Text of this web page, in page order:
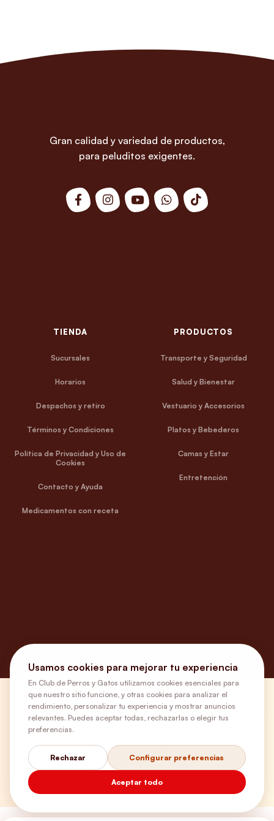
Gran calidad y variedad de productos,
para peluditos exigentes.
TIENDA
Sucursales
Horarios
Despachos y retiro
Términos y Condiciones
Política de Privacidad y Uso de
Cookies
Contacto y Ayuda
Medicamentos con receta
PRODUCTOS
Transporte y Seguridad
Salud y Bienestar
Vestuario y Accesorios
Platos y Bebederos
Camas y Estar
Entretención
¿Necesitas ayuda?
Envíos Gratis
+56 9 5646 8188
Usamos cookies para mejorar tu experiencia
En Club de Perros y Gatos utilizamos cookies esenciales para
que nuestro sitio funcione, y otras cookies para analizar el
rendimiento, personalizar tu experiencia y mostrar anuncios
relevantes. Puedes aceptar todas, rechazarlas o elegir tus
preferencias.
Rechazar Configurar preferencias
Aceptar todo